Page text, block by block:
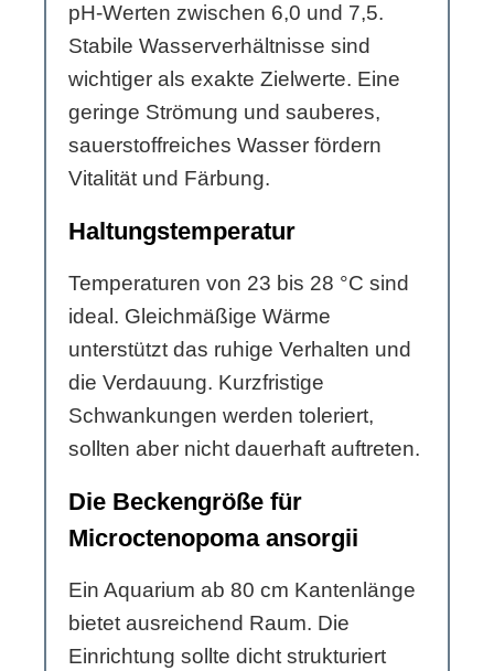
pH-Werten zwischen 6,0 und 7,5.
Stabile Wasserverhältnisse sind
wichtiger als exakte Zielwerte. Eine
geringe Strömung und sauberes,
sauerstoffreiches Wasser fördern
Vitalität und Färbung.
Haltungstemperatur
Temperaturen von 23 bis 28 °C sind
ideal. Gleichmäßige Wärme
unterstützt das ruhige Verhalten und
die Verdauung. Kurzfristige
Schwankungen werden toleriert,
sollten aber nicht dauerhaft auftreten.
Die Beckengröße für
Microctenopoma ansorgii
Ein Aquarium ab 80 cm Kantenlänge
bietet ausreichend Raum. Die
Einrichtung sollte dicht strukturiert